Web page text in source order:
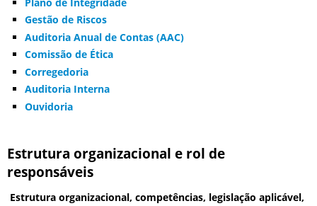
Gestão de Riscos
Auditoria Anual de Contas (AAC)
Comissão de Ética
Corregedoria
Auditoria Interna
Ouvidoria
Estrutura organizacional e rol de
responsáveis
Estrutura organizacional, competências, legislação aplicável,